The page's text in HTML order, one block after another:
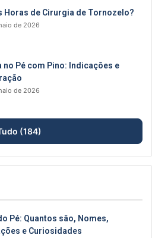
Horas de Cirurgia de Tornozelo?
de 2026
no Pé com Pino: Indicações e
de 2026
(184)
Pé: Quantos são, Nomes,
e Curiosidades